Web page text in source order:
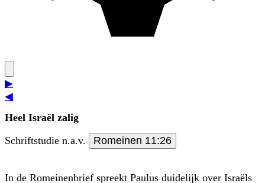
▶
◀
Heel Israël zalig
Schriftstudie n.a.v.
Romeinen 11:26
In de Romeinenbrief spreekt Paulus duidelijk over Israëls